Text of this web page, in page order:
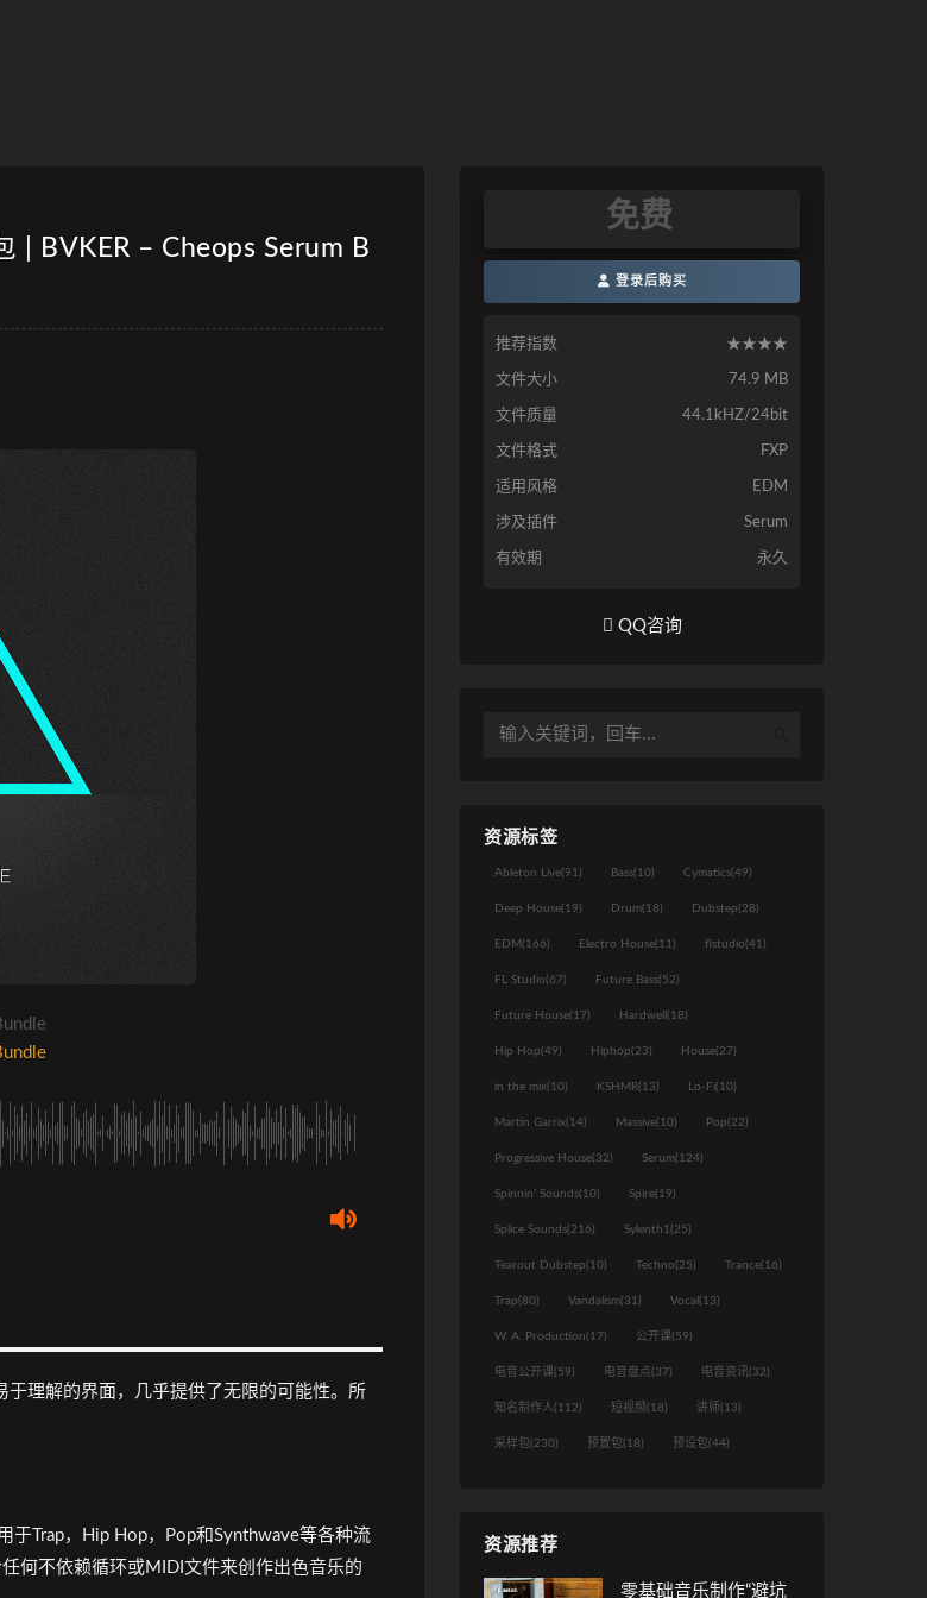
| BVKER – Cheops Serum B
理解的界面，几乎提供了无限的可能性。所
于Trap，Hip Hop，Pop和Synthwave等各种流
何不依赖循环或MIDI文件来创作出色音乐的
免费
登录后购买
推荐指数 ★★★★
文件大小 74.9 MB
文件质量 44.1kHZ/24bit
文件格式 FXP
适用风格 EDM
涉及插件 Serum
有效期 永久
QQ咨询
资源标签
Ableton Live(91) Bass(10) Cymatics(49)
Deep House(19) Drum(18) Dubstep(28)
EDM(166) Electro House(11) flstudio(41)
FL Studio(67) Future Bass(52)
Future House(17) Hardwell (18)
Hip Hop(49) Hiphop(23) House(27)
in the mix(10) KSHMR(13) Lo-Fi(10)
Martin Garrix(14) Massive(10) Pop(22)
Progressive House(32) Serum(124)
Spinnin' Sounds(10) Spire(19)
Splice Sounds(216) Sylenth1(25)
Tearout Dubstep(10) Techno(25) Trance(16)
Trap(80) Vandalism(31) Vocal (13)
W. A. Production(17) 公开课(59)
电音公开课(59) 电音盘点(37) 电音资讯(32)
知名制作人(112) 短视频 (18) 讲师(13)
采样包(230) 预置包(18) 预设包(44)
资源推荐
零基础音乐制作“避坑